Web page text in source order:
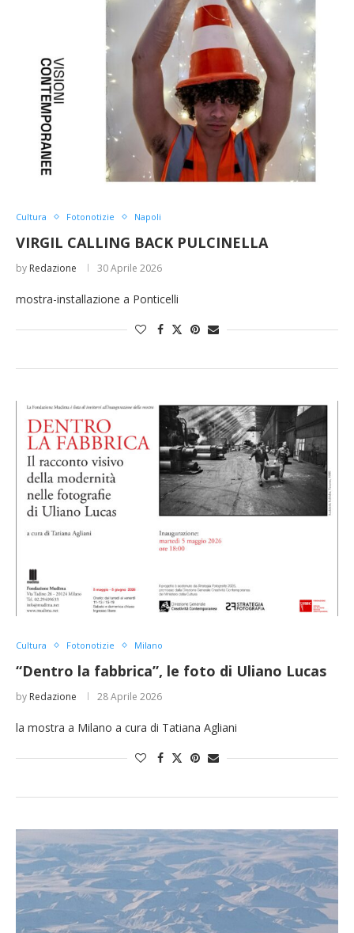
Cultura Fotonotizie Napoli
VIRGIL CALLING BACK PULCINELLA
by Redazione 30 Aprile 2026
mostra-installazione a Ponticelli
Cultura Fotonotizie Milano
“Dentro la fabbrica”, le foto di Uliano Lucas
by Redazione 28 Aprile 2026
la mostra a Milano a cura di Tatiana Agliani